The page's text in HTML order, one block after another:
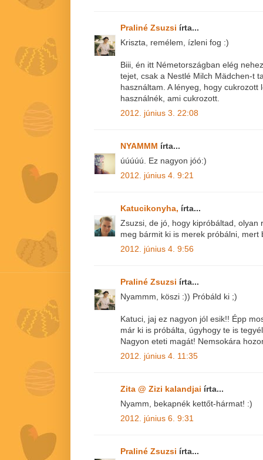
Praliné Zsuzsi írta...
Kriszta, remélem, ízleni fog :)
Biii, én itt Németországban elég
tejet, csak a Nestlé Milch Mädchen-t
használtam. A lényeg, hogy
használnék, ami cukrozott.
2012. június 3. 22:08
NYAMMM írta...
úúúúú. Ez nagyon jóó:)
2012. június 4. 9:21
Katucikonyha, írta...
Zsuzsi, de jó, hogy kipróbáltad, olyan
meg bármit ki is merek próbálni, mert
2012. június 4. 9:56
Praliné Zsuzsi írta...
Nyammm, köszi :)) Próbáld ki ;)
Katuci, jaj ez nagyon jól esik!! Épp
már ki is próbálta, úgyhogy te is
Nagyon eteti magát! Nemsokára
2012. június 4. 11:35
Zita @ Zizi kalandjai írta...
Nyamm, bekapnék kettőt-hármat! :)
2012. június 6. 9:31
Praliné Zsuzsi írta...